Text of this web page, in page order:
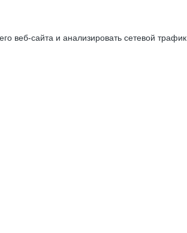
веб-сайта и анализировать сетевой трафик.